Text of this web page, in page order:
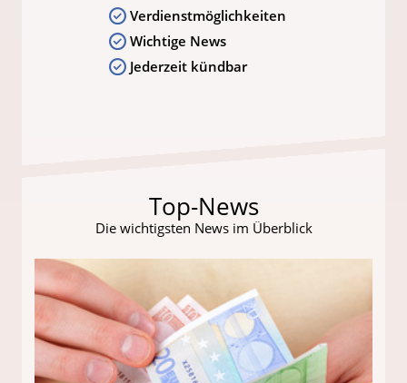
Verdienstmöglichkeiten
Wichtige News
Jederzeit kündbar
Top-News
Die wichtigsten News im Überblick